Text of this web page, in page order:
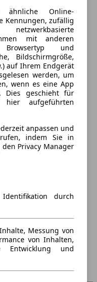
ähnliche Online-
Kennungen, zufällig
mit anderen
und
Bildschirmgröße,
auf Ihrem Endgerät
werden, um
wenn es eine App
Dies geschieht für
aufgeführten
anpassen und
indem Sie in
Privacy Manager
durch
Messung von
von Inhalten,
Entwicklung und